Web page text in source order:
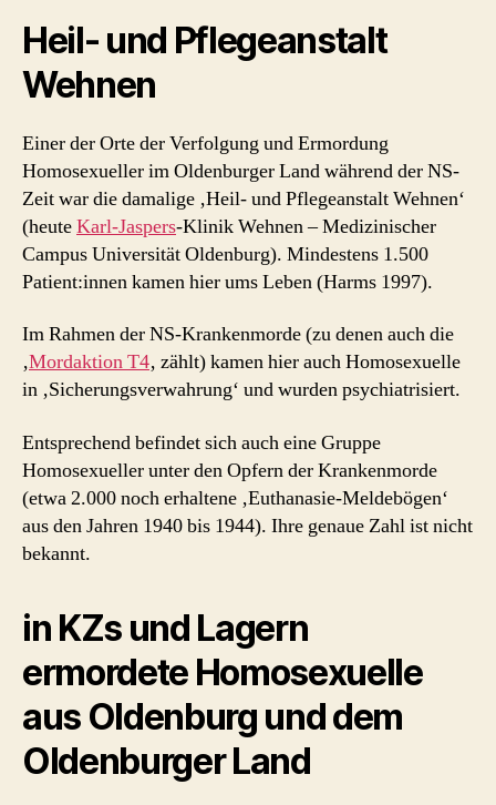
Heil- und Pflegeanstalt
Wehnen
Einer der Orte der Verfolgung und Ermordung
Homosexueller im Oldenburger Land während der NS-
Zeit war die damalige ‚Heil- und Pflegeanstalt Wehnen‘
(heuteKarl-Jaspers-Klinik Wehnen – Medizinischer
Campus Universität Oldenburg). Mindestens 1.500
Patient:innen kamen hier ums Leben (Harms 1997).
Im Rahmen der NS-Krankenmorde (zu denen auch die
‚Mordaktion T4‚ zählt) kamen hier auch Homosexuelle
in ‚Sicherungsverwahrung‘ und wurden psychiatrisiert.
Entsprechend befindet sich auch eine Gruppe
Homosexueller unter den Opfern der Krankenmorde
(etwa 2.000 noch erhaltene ‚Euthanasie-Meldebögen‘
aus den Jahren 1940 bis 1944). Ihre genaue Zahl ist nicht
bekannt.
in KZs und Lagern
ermordete Homosexuelle
aus Oldenburg und dem
Oldenburger Land